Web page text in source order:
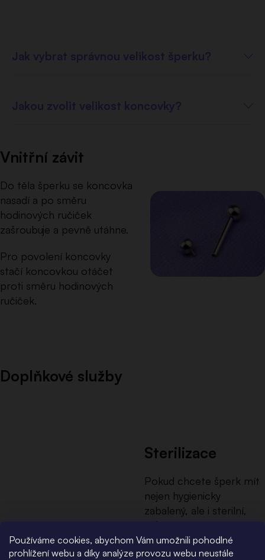
Používáme cookies, abychom Vám umožnili pohodlné
prohlížení webu a díky analýze provozu webu neustále
Vnitřní závit
Do těla šperku se koncovka
nasadí a po směru
hodinových ručiček
zašroubuje a pevně utáhne.
Pro povolení koncovky
stačí koncovkou otáčet
proti směru hodinových
ručiček.
Doplňkové služby
Sterilizace
Pokud chcete šperk mít
nejen hygienicky
zabalený, ale i sterilní,
můžete si zvolit
doplňkovou sterilizaci
Sterilizaci provádíme